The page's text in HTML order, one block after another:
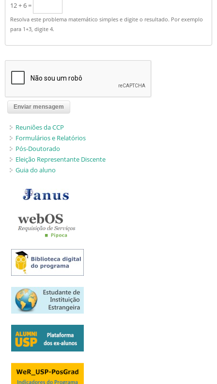
12 + 6 =
Resolva este problema matemático simples e digite o resultado. Por exemplo
para 1+3, digite 4.
Reuniões da CCP
Formulários e Relatórios
Pós-Doutorado
Eleição Representante Discente
Guia do aluno